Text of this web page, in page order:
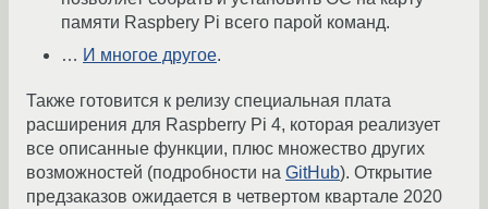
памяти Raspbery Pi всего парой команд.
… И многое другое.
Также готовится к релизу специальная плата
расширения для Raspberry Pi 4, которая реализует
все описанные функции, плюс множество других
возможностей (подробности на GitHub). Открытие
предзаказов ожидается в четвертом квартале 2020